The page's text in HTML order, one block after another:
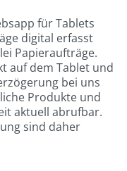
für Tablets
digital erfasst
Papieraufträge.
auf dem Tablet und
bei uns
Produkte und
aktuell abrufbar.
sind daher